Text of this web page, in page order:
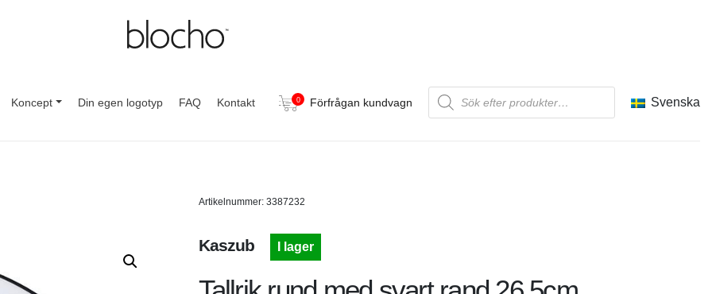
Koncept Din egen logotyp FAQ Kontakt 0 Förfrågan kundvagn
Produktsökning
Svenska
Artikelnummer: 3387232
Kaszub I lager